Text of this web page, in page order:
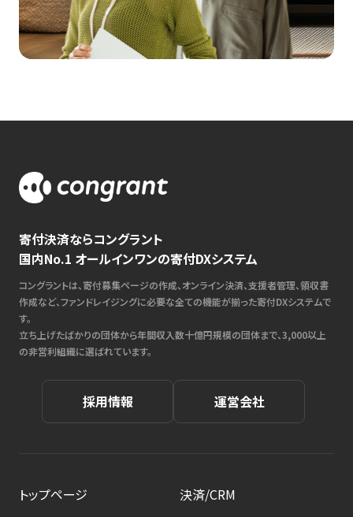
寄付決済ならコングラント
国内No.1 オールインワンの寄付DXシステム
コングラントは、寄付募集ページの作成、オンライン決済、支援者管理、領収書
作成など、ファンドレイジングに必要な全ての機能が揃った寄付DXシステムで
す。
立ち上げたばかりの団体から年間収入数十億円規模の団体まで、3,000以上
の非営利組織に選ばれています。
採用情報 運営会社
トップページ
決済/CRM